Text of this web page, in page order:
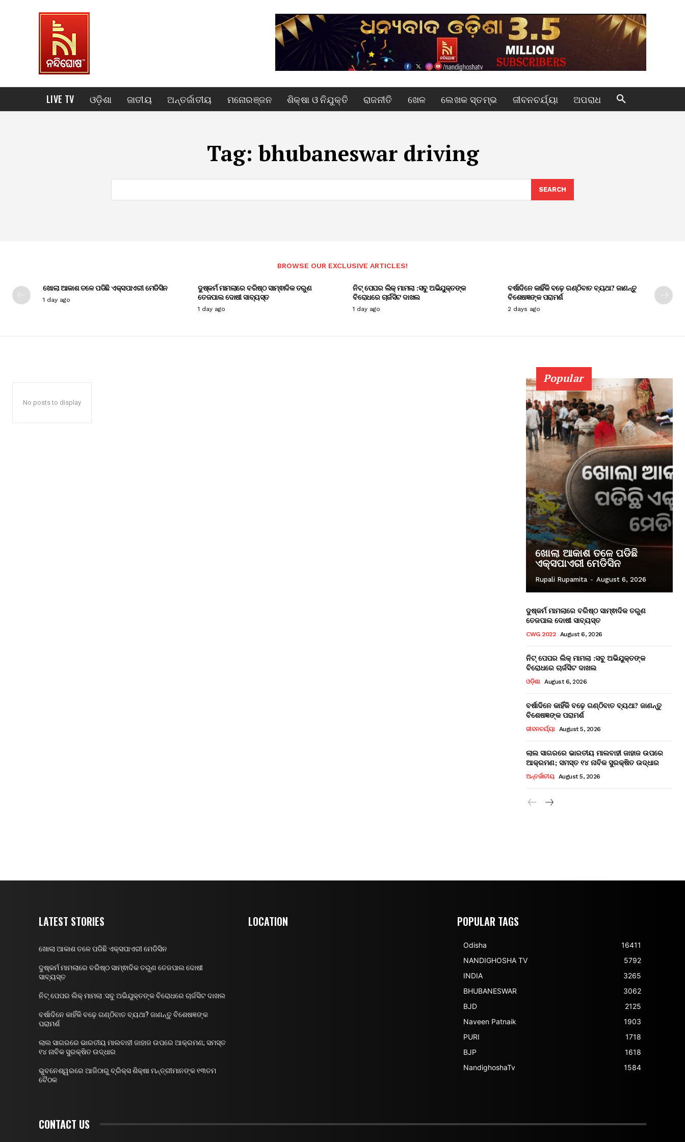
LIVE TV ଓଡ଼ିଶା ଜାତୀୟ ଅନ୍ତର୍ଜାତୀୟ ମନୋରଞ୍ଜନ ଶିକ୍ଷା ଓ ନିଯୁକ୍ତି ରାଜନୀତି ଖେଳ ଲେଖକ ସ୍ତମ୍ଭ ଜୀବନଚର୍ଯ୍ୟା ଅପରାଧ
Tag: bhubaneswar driving
SEARCH
BROWSE OUR EXCLUSIVE ARTICLES!
ଖୋଲା ଆକାଶ ତଳେ ପଡିଛି ଏକ୍ସପାଏରୀ ମେଡିସିନ
1 day ago
ଦୁଷ୍କର୍ମ ମାମଲାରେ ବରିଷ୍ଠ ସାମ୍ଵାଦିକ ତରୁଣ
ତେଜପାଲ ଦୋଷୀ ସାବ୍ୟସ୍ତ
1 day ago
ନିଟ୍ ପେପର ଲିକ୍ ମାମଲା :ସବୁ ଅଭିଯୁକ୍ତଙ୍କ
ବିରୋଧରେ ଚାର୍ଜସିଟ ଦାଖଲ
1 day ago
ବର୍ଷାଦିନେ କାହିଁକି ବଢ଼େ ଗଣ୍ଠିବାତ ବ୍ୟଥା? ଜାଣନ୍ତୁ
ବିଶେଷଜ୍ଞଙ୍କ ପରାମର୍ଶ
2 days ago
No posts to display
Popular
ଖୋଲା ଆକାଶ ତଳେ ପଡିଛି
ଏକ୍ସପାଏରୀ ମେଡିସିନ
Rupali Rupamita - August 6, 2026
ଦୁଷ୍କର୍ମ ମାମଲାରେ ବରିଷ୍ଠ ସାମ୍ଵାଦିକ ତରୁଣ
ତେଜପାଲ ଦୋଷୀ ସାବ୍ୟସ୍ତ
CWG 2022 August 6, 2026
ନିଟ୍ ପେପର ଲିକ୍ ମାମଲା :ସବୁ ଅଭିଯୁକ୍ତଙ୍କ
ବିରୋଧରେ ଚାର୍ଜସିଟ ଦାଖଲ
ଓଡ଼ିଶା August 6, 2026
ବର୍ଷାଦିନେ କାହିଁକି ବଢ଼େ ଗଣ୍ଠିବାତ ବ୍ୟଥା? ଜାଣନ୍ତୁ
ବିଶେଷଜ୍ଞଙ୍କ ପରାମର୍ଶ
ଜୀବନଚର୍ଯ୍ୟା August 5, 2026
ଲାଲ ସାଗରରେ ଭାରତୀୟ ମାଲବାହୀ ଜାହାଜ ଉପରେ
ଆକ୍ରମଣ; ସମସ୍ତ ୧୪ ନାବିକ ସୁରକ୍ଷିତ ଉଦ୍ଧାର
ଅନ୍ତର୍ଜାତୀୟ August 5, 2026
LATEST STORIES
ଖୋଲା ଆକାଶ ତଳେ ପଡିଛି ଏକ୍ସପାଏରୀ ମେଡିସିନ
ଦୁଷ୍କର୍ମ ମାମଲାରେ ବରିଷ୍ଠ ସାମ୍ଵାଦିକ ତରୁଣ ତେଜପାଲ ଦୋଷୀ
ସାବ୍ୟସ୍ତ
ନିଟ୍ ପେପର ଲିକ୍ ମାମଲା :ସବୁ ଅଭିଯୁକ୍ତଙ୍କ ବିରୋଧରେ ଚାର୍ଜସିଟ ଦାଖଲ
ବର୍ଷାଦିନେ କାହିଁକି ବଢ଼େ ଗଣ୍ଠିବାତ ବ୍ୟଥା? ଜାଣନ୍ତୁ ବିଶେଷଜ୍ଞଙ୍କ
ପରାମର୍ଶ
ଲାଲ ସାଗରରେ ଭାରତୀୟ ମାଲବାହୀ ଜାହାଜ ଉପରେ ଆକ୍ରମଣ; ସମସ୍ତ
୧୪ ନାବିକ ସୁରକ୍ଷିତ ଉଦ୍ଧାର
ଭୁବନେଶ୍ୱରରେ ଆଜିଠାରୁ ବ୍ରିକ୍ସ ଶିକ୍ଷା ମନ୍ତ୍ରୀମାନଙ୍କ ୧୩ତମ
ବୈଠକ
LOCATION POPULAR TAGS
Odisha
16411
NANDIGHOSHA TV
5792
INDIA
3265
BHUBANESWAR
3062
BJD
2125
Naveen Patnaik
1903
PURI
1718
BJP
1618
NandighoshaTv
1584
CONTACT US